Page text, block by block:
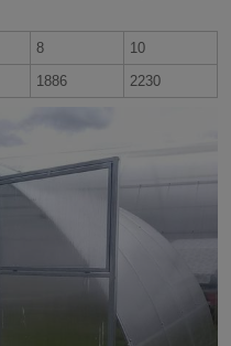
8
10
1886 2230